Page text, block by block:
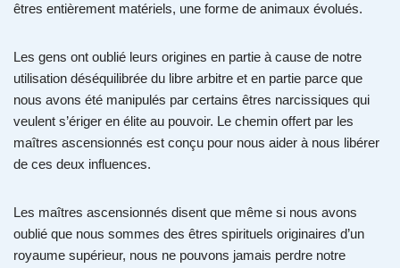
êtres entièrement matériels, une forme de animaux évolués.
Les gens ont oublié leurs origines en partie à cause de notre
utilisation déséquilibrée du libre arbitre et en partie parce que
nous avons été manipulés par certains êtres narcissiques qui
veulent s’ériger en élite au pouvoir. Le chemin offert par les
maîtres ascensionnés est conçu pour nous aider à nous libérer
de ces deux influences.
Les maîtres ascensionnés disent que même si nous avons
oublié que nous sommes des êtres spirituels originaires d’un
royaume supérieur, nous ne pouvons jamais perdre notre